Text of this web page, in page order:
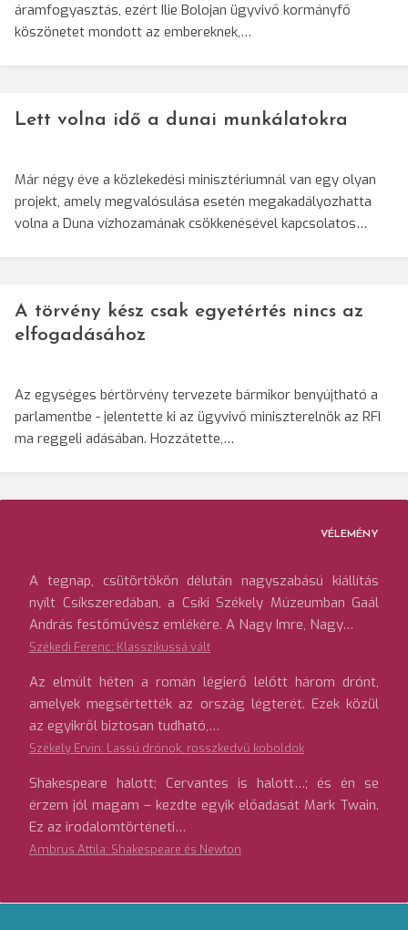
áramfogyasztás, ezért Ilie Bolojan ügyvivő kormányfő
köszönetet mondott az embereknek,…
Lett volna idő a dunai munkálatokra
Már négy éve a közlekedési minisztériumnál van egy olyan
projekt, amely megvalósulása esetén megakadályozhatta
volna a Duna vízhozamának csökkenésével kapcsolatos…
A törvény kész csak egyetértés nincs az
elfogadásához
Az egységes bértörvény tervezete bármikor benyújtható a
parlamentbe - jelentette ki az ügyvivő miniszterelnök az RFI
ma reggeli adásában. Hozzátette,…
VÉLEMÉNY
A tegnap, csütörtökön délután nagyszabású kiállítás
nyílt Csíkszeredában, a Csíki Székely Múzeumban Gaál
András festőművész emlékére. A Nagy Imre, Nagy…
Székedi Ferenc: Klasszikussá vált
Az elmúlt héten a román légierő lelőtt három drónt,
amelyek megsértették az ország légterét. Ezek közül
az egyikről biztosan tudható,…
Székely Ervin: Lassú drónok, rosszkedvű koboldok
Shakespeare halott; Cervantes is halott…; és én se
érzem jól magam – kezdte egyik előadását Mark Twain.
Ez az irodalomtörténeti…
Ambrus Attila: Shakespeare és Newton